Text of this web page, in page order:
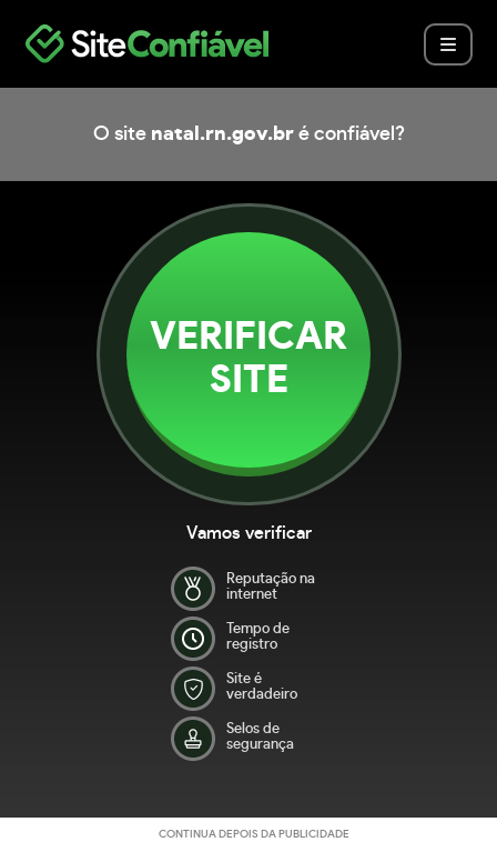
O site natal.rn.gov.bré confiável?
VERIFICAR
SITE
Vamos verificar
Reputação na
internet
Tempo de
registro
Site é
verdadeiro
Selos de
segurança
CONTINUA DEPOIS DA PUBLICIDADE